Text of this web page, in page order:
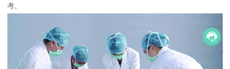
考。